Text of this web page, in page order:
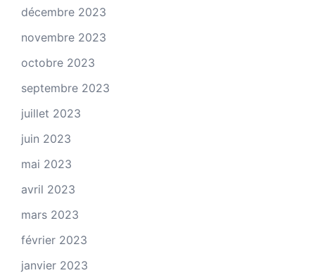
décembre 2023
novembre 2023
octobre 2023
septembre 2023
juillet 2023
juin 2023
mai 2023
avril 2023
mars 2023
février 2023
janvier 2023